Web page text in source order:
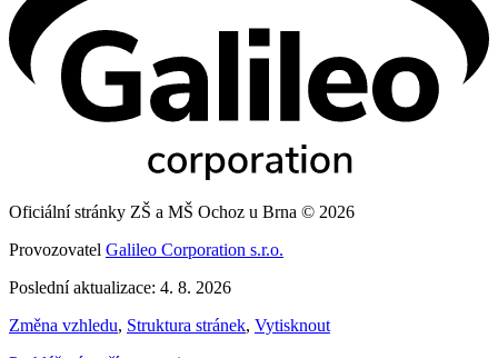
Oficiální stránky ZŠ a MŠ Ochoz u Brna © 2026
Provozovatel Galileo Corporation s.r.o.
Poslední aktualizace: 4. 8. 2026
Změna vzhledu, Struktura stránek, Vytisknout